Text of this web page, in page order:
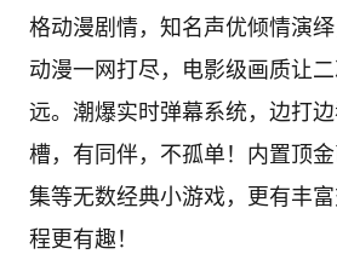
格动漫剧情，知名声优倾情演
动漫一网打尽，电影级画质让
远。潮爆实时弹幕系统，边打
槽，有同伴，不孤单！内置顶
集等无数经典小游戏，更有丰
程更有趣！